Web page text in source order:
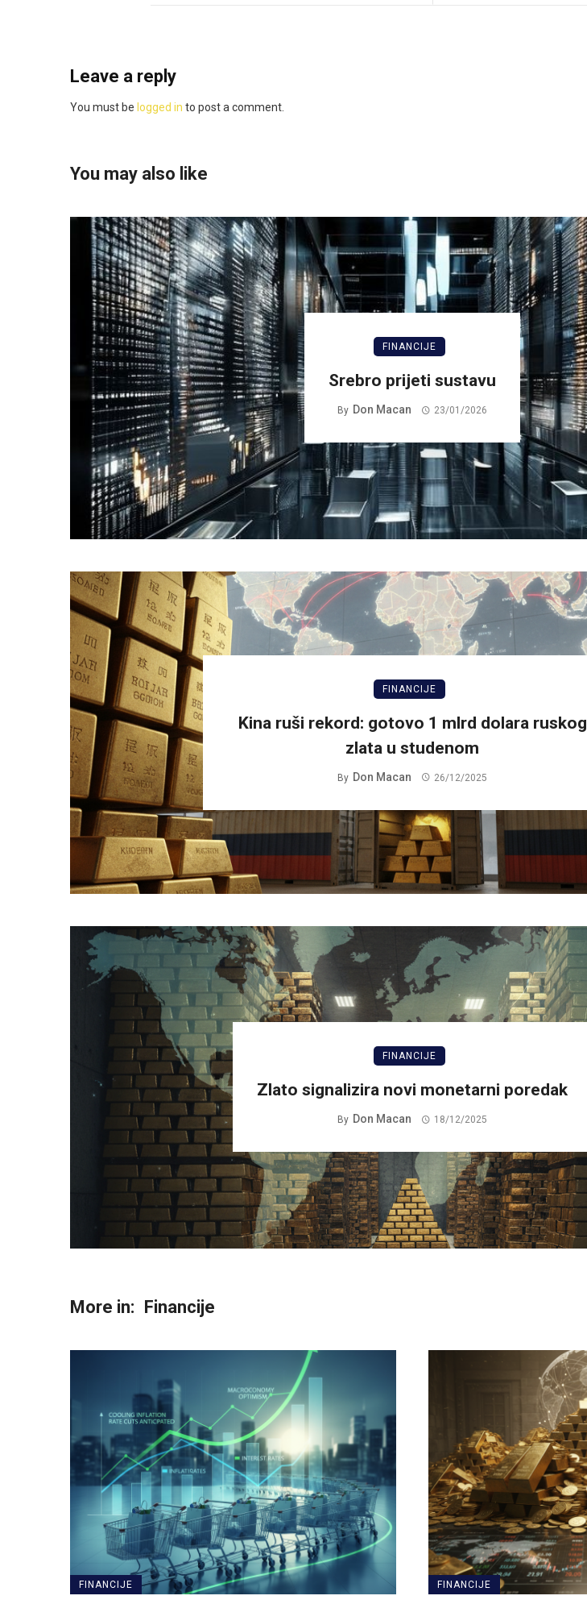
Leave a reply
You must be logged in to post a comment.
You may also like
FINANCIJE
Srebro prijeti sustavu
By Don Macan 23/01/2026
FINANCIJE
Kina ruši rekord: gotovo 1 mlrd dolara ruskog
zlata u studenom
By Don Macan 26/12/2025
FINANCIJE
Zlato signalizira novi monetarni poredak
By Don Macan 18/12/2025
More in: Financije
FINANCIJE FINANCIJE